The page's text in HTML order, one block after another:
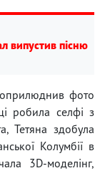
випустив пісню
оприлюднив фото
робила селфі з
Тетяна здобула
Колумбії в
3D-моделінг,